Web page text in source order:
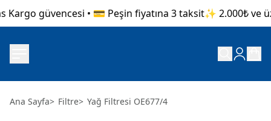
güvencesi • 💳 Peşin fiyatına 3 taksit✨ 2.000₺ ve
Ana Sayfa> Filtre> Yağ Filtresi OE677/4